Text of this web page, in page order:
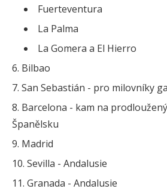
Fuerteventura
La Palma
La Gomera a El Hierro
Bilbao
San Sebastián - pro milovníky
Barcelona - kam na
Španělsku
Madrid
Sevilla - Andalusie
Granada - Andalusie